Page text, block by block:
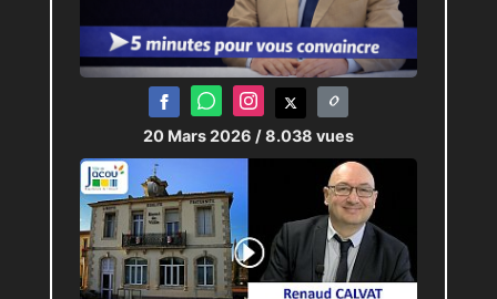
20 Mars 2026 / 8.038 vues